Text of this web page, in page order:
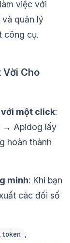
việc với
và quản lý
công cụ.
Vời Cho
một click:
→ Apidog lấy
hoàn thành
minh: Khi bạn
các đối số
,